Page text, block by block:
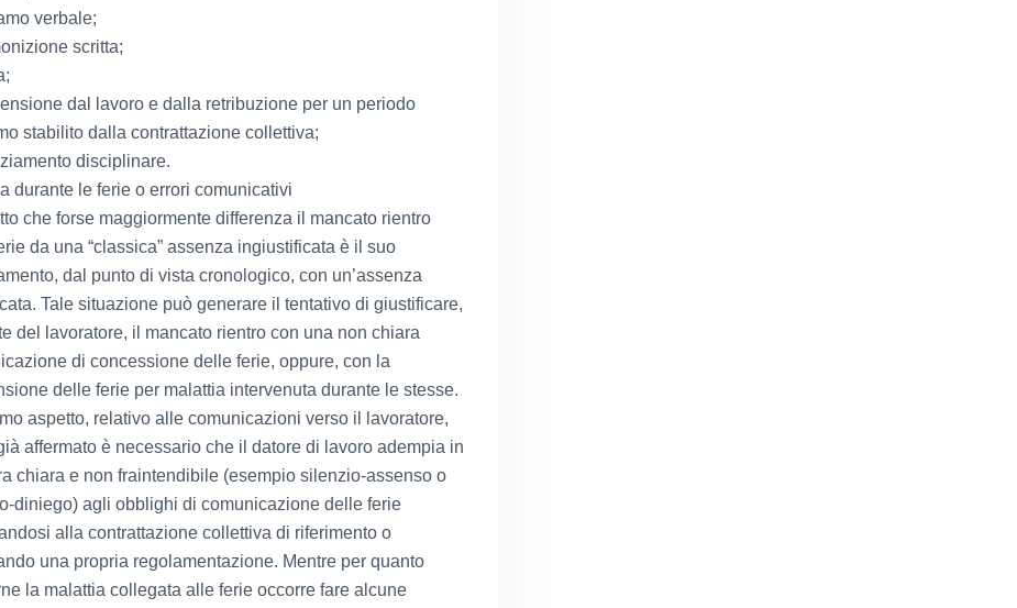
verbale;
scritta;
dal lavoro e dalla retribuzione per un periodo
stabilito dalla contrattazione collettiva;
disciplinare.
durante le ferie o errori comunicativi
che forse maggiormente differenza il mancato rientro
da una “classica” assenza ingiustificata è il suo
dal punto di vista cronologico, con un’assenza
Tale situazione può generare il tentativo di giustificare,
del lavoratore, il mancato rientro con una non chiara
di concessione delle ferie, oppure, con la
delle ferie per malattia intervenuta durante le stesse.
aspetto, relativo alle comunicazioni verso il lavoratore,
affermato è necessario che il datore di lavoro adempia in
chiara e non fraintendibile (esempio silenzio-assenso o
diniego) agli obblighi di comunicazione delle ferie
alla contrattazione collettiva di riferimento o
una propria regolamentazione. Mentre per quanto
la malattia collegata alle ferie occorre fare alcune